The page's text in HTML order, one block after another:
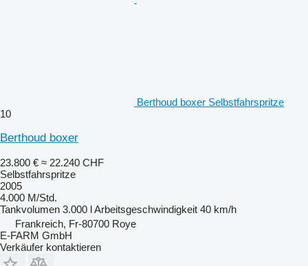
Berthoud boxer Selbstfahrspritze
10
Berthoud boxer
23.800 € ≈ 22.240 CHF
Selbstfahrspritze
2005
4.000 M/Std.
Tankvolumen 3.000 lArbeitsgeschwindigkeit 40 km/h
Frankreich, Fr-80700 Roye
E-FARM GmbH
Verkäufer kontaktieren